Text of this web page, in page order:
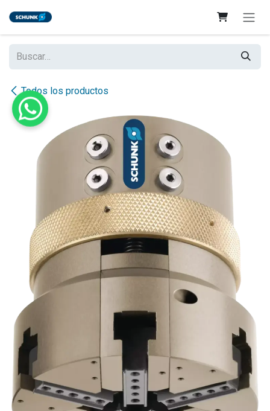
Todos los productos